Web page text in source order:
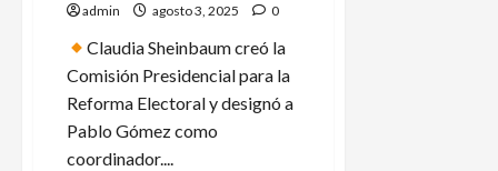
admin agosto 3, 2025 0
Claudia Sheinbaum creó la
Comisión Presidencial para la
Reforma Electoral y designó a
Pablo Gómez como
coordinador....